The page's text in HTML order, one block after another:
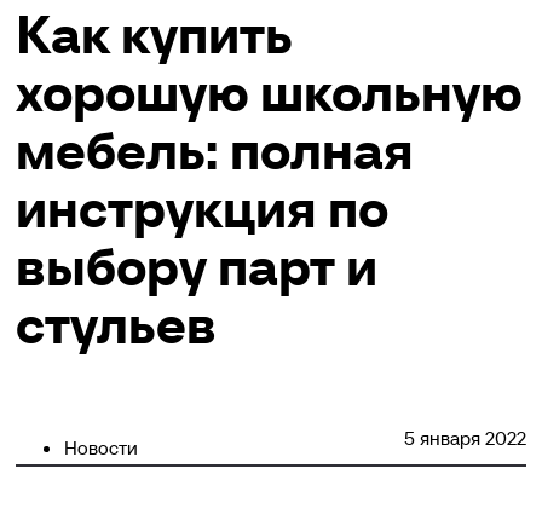
Как купить
хорошую школьную
мебель: полная
инструкция по
выбору парт и
стульев
Новости 5 января 2022